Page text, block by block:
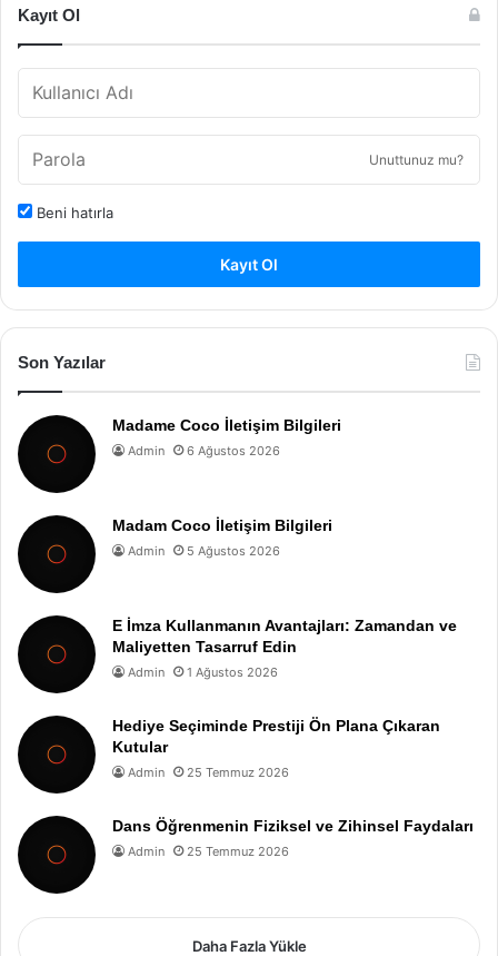
Kayıt Ol
Unuttunuz mu?
Beni hatırla
Kayıt Ol
Son Yazılar
Madame Coco İletişim Bilgileri
Admin 6 Ağustos 2026
Madam Coco İletişim Bilgileri
Admin 5 Ağustos 2026
E İmza Kullanmanın Avantajları: Zamandan ve
Maliyetten Tasarruf Edin
Admin 1 Ağustos 2026
Hediye Seçiminde Prestiji Ön Plana Çıkaran
Kutular
Admin 25 Temmuz 2026
Dans Öğrenmenin Fiziksel ve Zihinsel Faydaları
Admin 25 Temmuz 2026
Daha Fazla Yükle